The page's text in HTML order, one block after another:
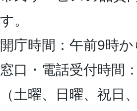
す。
開庁時間：午前9時
窓口・電話受付時間
（土曜、日曜、祝日